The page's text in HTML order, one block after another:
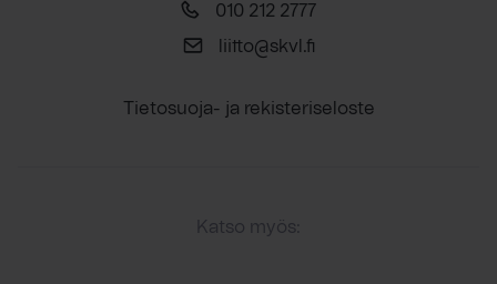
010 212 2777
liitto@skvl.fi
Tietosuoja- ja rekisteriseloste
Katso myös: